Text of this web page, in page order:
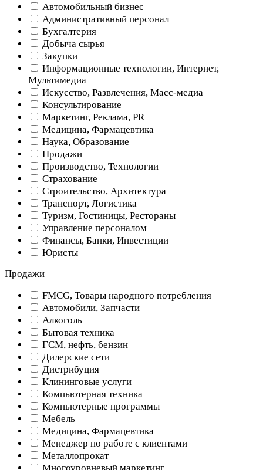
Автомобильный бизнес
Административный персонал
Бухгалтерия
Добыча сырья
Закупки
Информационные технологии, Интернет,
Мультимедиа
Искусство, Развлечения, Масс-медиа
Консультирование
Маркетинг, Реклама, PR
Медицина, Фармацевтика
Наука, Образование
Продажи
Производство, Технологии
Страхование
Строительство, Архитектура
Транспорт, Логистика
Туризм, Гостиницы, Рестораны
Управление персоналом
Финансы, Банки, Инвестиции
Юристы
Продажи
FMCG, Товары народного потребления
Автомобили, Запчасти
Алкоголь
Бытовая техника
ГСМ, нефть, бензин
Дилерские сети
Дистрибуция
Клининговые услуги
Компьютерная техника
Компьютерные программы
Мебель
Медицина, Фармацевтика
Менеджер по работе с клиентами
Металлопрокат